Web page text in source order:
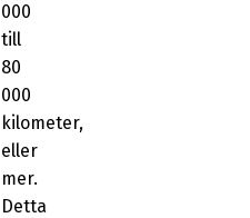
000
till
80
000
kilometer,
eller
mer.
Detta